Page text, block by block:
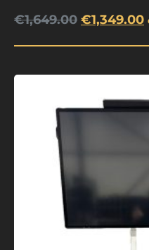
€1,649.00 €1,349.00